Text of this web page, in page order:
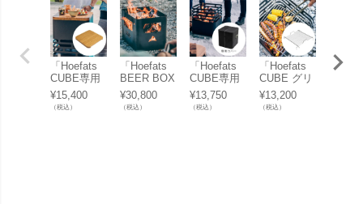
「Hoefats
CUBE専用
ボード」
¥15,400
（税込）
「Hoefats
BEER BOX
ファイヤー
バスケッ
ト」
¥30,800
（税込）
「Hoefats
CUBE専用
カバー」
¥13,750
（税込）
「Hoefats
CUBE グリ
ッド （CUB
E専用グリ
ル網）」
¥13,200
（税込）
「